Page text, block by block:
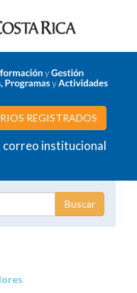
REGISTRADOS
correo institucional